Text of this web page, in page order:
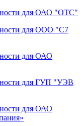
для ОАО "ОТС"
для ООО "С7
для ОАО
для ГУП "УЭВ
для ОАО